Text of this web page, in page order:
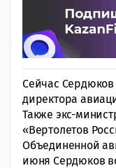
Сейчас Сердюков
директора
Также экс-
«Вертолетов
Объединенной
июня Сердюков